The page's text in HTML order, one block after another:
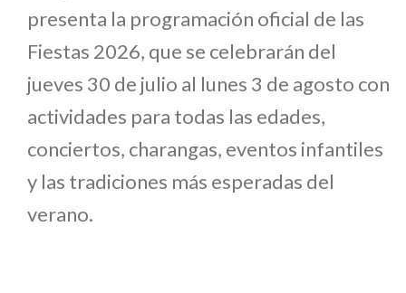
presenta la programación oficial de las
Fiestas 2026, que se celebrarán del
jueves 30 de julio al lunes 3 de agosto con
actividades para todas las edades,
conciertos, charangas, eventos infantiles
y las tradiciones más esperadas del
verano.